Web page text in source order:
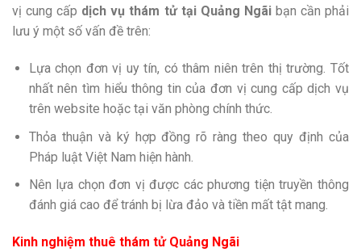
vị cung cấp dịch vụ thám tử tại Quảng Ngãibạn cần phải
lưu ý một số vấn đề trên:
Lựa chọn đơn vị uy tín, có thâm niên trên thị trường. Tốt
nhất nên tìm hiểu thông tin của đơn vị cung cấp dịch vụ
trên website hoặc tại văn phòng chính thức.
Thỏa thuận và ký hợp đồng rõ ràng theo quy định của
Pháp luật Việt Nam hiện hành.
Nên lựa chọn đơn vị được các phương tiện truyền thông
đánh giá cao để tránh bị lừa đảo và tiền mất tật mang.
Kinh nghiệm thuê thám tử Quảng Ngãi